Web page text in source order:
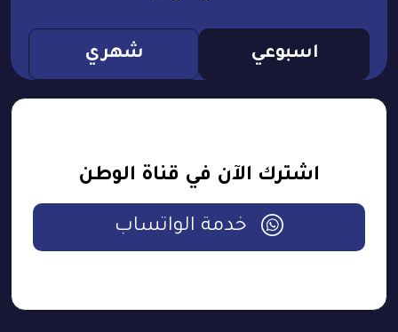
اسبوعي شهري
اشترك الآن في قناة الوطن
خدمة الواتساب